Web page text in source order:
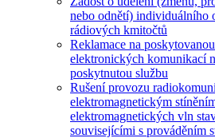
nebo odnětí) individuálního
rádiových kmitočtů
Reklamace na
elektronických komunikací
poskytnutou službu
Rušení provozu
elektromagnetickým
elektromagnetických vln
souvisejícími s prováděním